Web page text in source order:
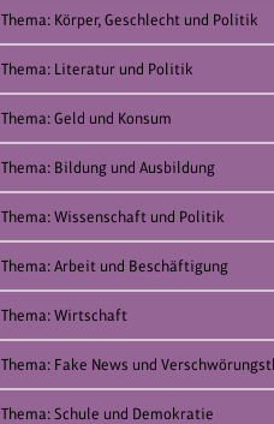
Thema: Körper, Geschlecht und Politik
Thema: Literatur und Politik
Thema: Geld und Konsum
Thema: Bildung und Ausbildung
Thema: Wissenschaft und Politik
Thema: Arbeit und Beschäftigung
Thema: Wirtschaft
Thema: Fake News und
Thema: Schule und Demokratie